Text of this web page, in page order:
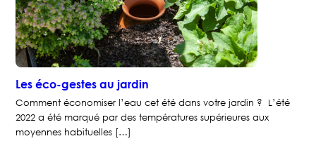
Les éco-gestes au jardin
Comment économiser l’eau cet été dans votre jardin ? L’été
2022 a été marqué par des températures supérieures aux
moyennes habituelles […]